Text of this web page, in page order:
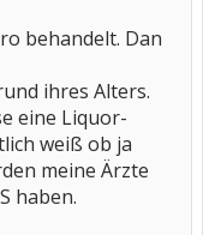
behandelt. Dan
ihres Alters.
eine Liquor-
weiß ob ja
meine Ärzte
haben.